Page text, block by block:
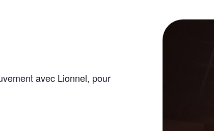
avec Lionnel, pour